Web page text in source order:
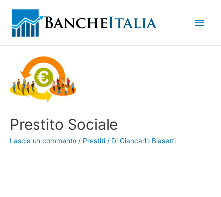
Prestito Sociale
Lascia un commento / Prestiti / Di Giancarlo Biasetti